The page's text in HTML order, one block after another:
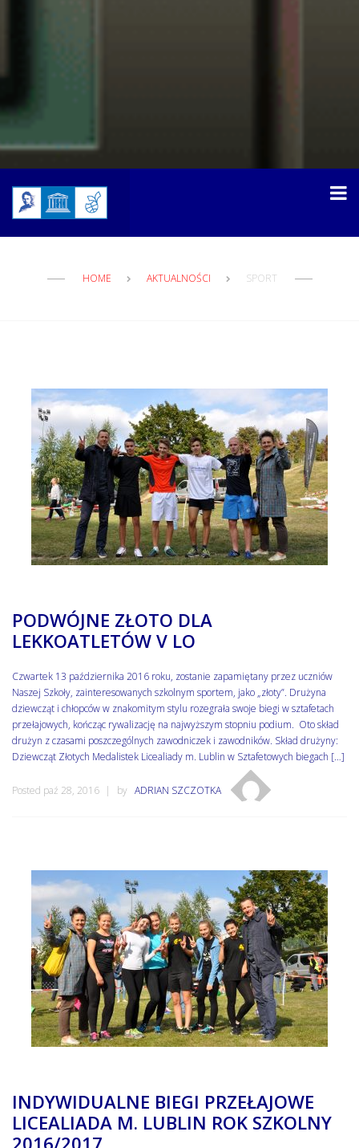
HOME AKTUALNOŚCI SPORT
PODWÓJNE ZŁOTO DLA
LEKKOATLETÓW V LO
Czwartek 13 października 2016 roku, zostanie zapamiętany przez uczniów
Naszej Szkoły, zainteresowanych szkolnym sportem, jako „złoty”. Drużyna
dziewcząt i chłopców w znakomitym stylu rozegrała swoje biegi w sztafetach
przełajowych, kończąc rywalizację na najwyższym stopniu podium. Oto skład
drużyn z czasami poszczególnych zawodniczek i zawodników. Skład drużyny:
Dziewcząt Złotych Medalistek Licealiady m. Lublin w Sztafetowych biegach […]
Posted paź 28, 2016 by ADRIAN SZCZOTKA
INDYWIDUALNE BIEGI PRZEŁAJOWE
LICEALIADA M. LUBLIN ROK SZKOLNY